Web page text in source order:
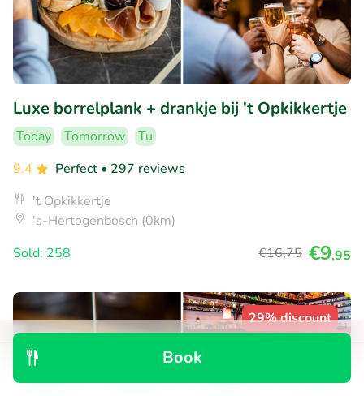
Book
Luxe borrelplank + drankje bij 't Opkikkertje
Today Tomorrow
Tu
9.4
Perfect • 297 reviews
't Opkikkertje
's-Hertogenbosch (0km)
Sold: 258
€16,75 €9,95
29% discount